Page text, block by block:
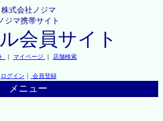
株式会社ノジマ
ジマ携帯サイト
会員サイト
｜ マイページ ｜ 店舗検索
ログイン ｜ 会員登録
メニュー